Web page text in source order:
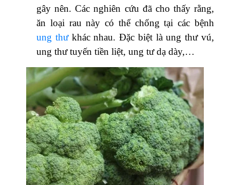
gây nên. Các nghiên cứu đã cho thấy rằng,
ăn loại rau này có thể chống tại các bệnh
ung thưkhác nhau. Đặc biệt là ung thư vú,
ung thư tuyến tiền liệt, ung tư dạ dày,…